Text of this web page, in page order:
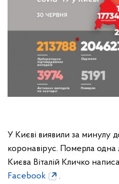
У Києві виявили за минулу
коронавірус. Померла
Києва Віталій Кличко
Facebook
.